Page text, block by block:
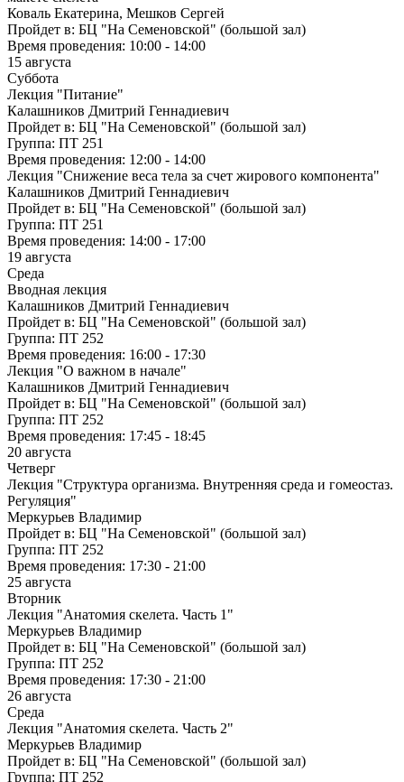
Коваль Екатерина, Мешков Сергей
Пройдет в: БЦ "На Семеновской" (большой зал)
Время проведения: 10:00 - 14:00
15 августа
Суббота
Лекция "Питание"
Калашников Дмитрий Геннадиевич
Пройдет в: БЦ "На Семеновской" (большой зал)
Группа: ПТ 251
Время проведения: 12:00 - 14:00
Лекция "Снижение веса тела за счет жирового компонента"
Калашников Дмитрий Геннадиевич
Пройдет в: БЦ "На Семеновской" (большой зал)
Группа: ПТ 251
Время проведения: 14:00 - 17:00
19 августа
Среда
Вводная лекция
Калашников Дмитрий Геннадиевич
Пройдет в: БЦ "На Семеновской" (большой зал)
Группа: ПТ 252
Время проведения: 16:00 - 17:30
Лекция "О важном в начале"
Калашников Дмитрий Геннадиевич
Пройдет в: БЦ "На Семеновской" (большой зал)
Группа: ПТ 252
Время проведения: 17:45 - 18:45
20 августа
Четверг
Лекция "Структура организма. Внутренняя среда и гомеостаз.
Регуляция"
Меркурьев Владимир
Пройдет в: БЦ "На Семеновской" (большой зал)
Группа: ПТ 252
Время проведения: 17:30 - 21:00
25 августа
Вторник
Лекция "Анатомия скелета. Часть 1"
Меркурьев Владимир
Пройдет в: БЦ "На Семеновской" (большой зал)
Группа: ПТ 252
Время проведения: 17:30 - 21:00
26 августа
Среда
Лекция "Анатомия скелета. Часть 2"
Меркурьев Владимир
Пройдет в: БЦ "На Семеновской" (большой зал)
Группа: ПТ 252